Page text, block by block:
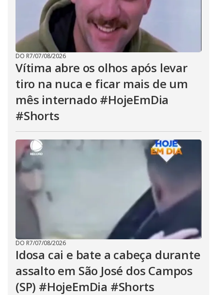
DO R7/07/08/2026
Vítima abre os olhos após levar
tiro na nuca e ficar mais de um
mês internado #HojeEmDia
#Shorts
DO R7/07/08/2026
Idosa cai e bate a cabeça durante
assalto em São José dos Campos
(SP) #HojeEmDia #Shorts